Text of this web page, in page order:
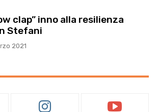
clap” inno alla resilienza
Stefani
2021